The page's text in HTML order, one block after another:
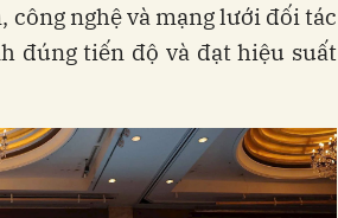
công nghệ và mạng lưới đối tác
đúng tiến độ và đạt hiệu suất